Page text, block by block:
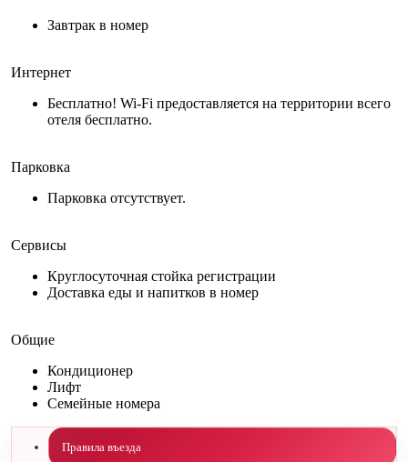
Завтрак в номер
Интернет
Бесплатно! Wi-Fi предоставляется на территории всего
отеля бесплатно.
Парковка
Парковка отсутствует.
Сервисы
Круглосуточная стойка регистрации
Доставка еды и напитков в номер
Общие
Кондиционер
Лифт
Семейные номера
Правила въезда